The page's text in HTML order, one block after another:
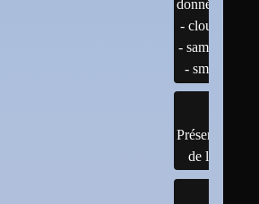
données
- cloud
- samba
- smb
Présentation
de linux